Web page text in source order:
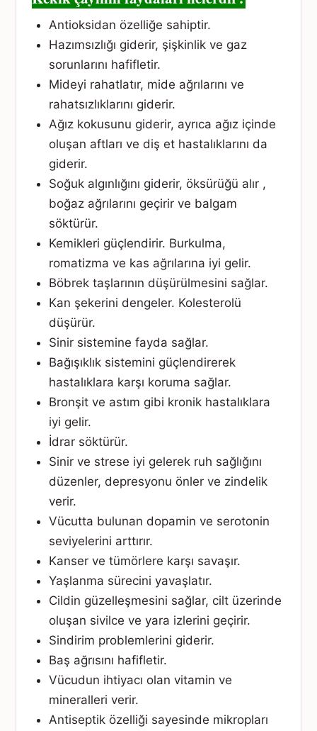
Antioksidan özelliğe sahiptir.
Hazımsızlığı giderir, şişkinlik ve gaz
sorunlarını hafifletir.
Mideyi rahatlatır, mide ağrılarını ve
rahatsızlıklarını giderir.
Ağız kokusunu giderir, ayrıca ağız içinde
oluşan aftları ve diş et hastalıklarını da
giderir.
Soğuk algınlığını giderir, öksürüğü alır ,
boğaz ağrılarını geçirir ve balgam
söktürür.
Kemikleri güçlendirir. Burkulma,
romatizma ve kas ağrılarına iyi gelir.
Böbrek taşlarının düşürülmesini sağlar.
Kan şekerini dengeler. Kolesterolü
düşürür.
Sinir sistemine fayda sağlar.
Bağışıklık sistemini güçlendirerek
hastalıklara karşı koruma sağlar.
Bronşit ve astım gibi kronik hastalıklara
iyi gelir.
İdrar söktürür.
Sinir ve strese iyi gelerek ruh sağlığını
düzenler, depresyonu önler ve zindelik
verir.
Vücutta bulunan dopamin ve serotonin
seviyelerini arttırır.
Kanser ve tümörlere karşı savaşır.
Yaşlanma sürecini yavaşlatır.
Cildin güzelleşmesini sağlar, cilt üzerinde
oluşan sivilce ve yara izlerini geçirir.
Sindirim problemlerini giderir.
Baş ağrısını hafifletir.
Vücudun ihtiyacı olan vitamin ve
mineralleri verir.
Antiseptik özelliği sayesinde mikropları